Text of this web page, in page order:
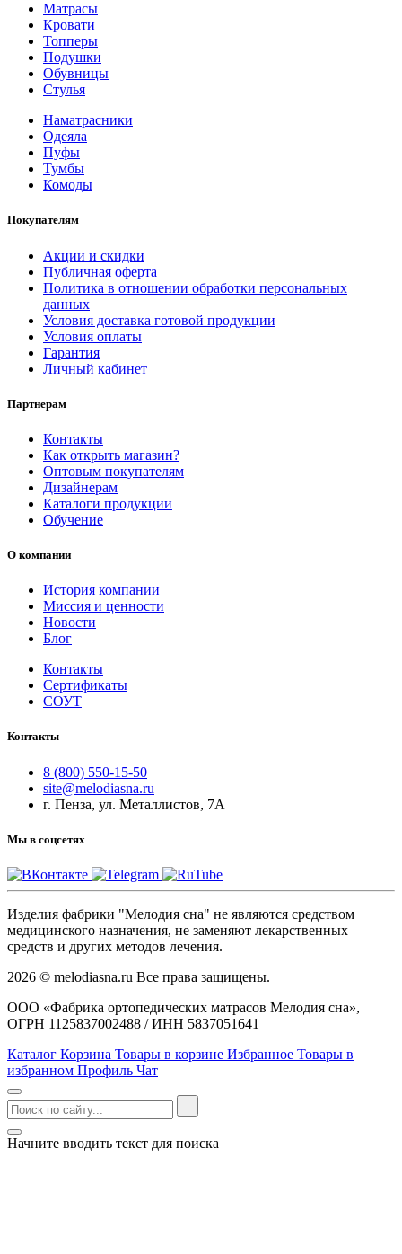
Матрасы
Кровати
Топперы
Подушки
Обувницы
Стулья
Наматрасники
Одеяла
Пуфы
Тумбы
Комоды
Покупателям
Акции и скидки
Публичная оферта
Политика в отношении обработки персональных
данных
Условия доставка готовой продукции
Условия оплаты
Гарантия
Личный кабинет
Партнерам
Контакты
Как открыть магазин?
Оптовым покупателям
Дизайнерам
Каталоги продукции
Обучение
О компании
История компании
Миссия и ценности
Новости
Блог
Контакты
Сертификаты
СОУТ
Контакты
8 (800) 550-15-50
site@melodiasna.ru
г. Пенза, ул. Металлистов, 7А
Мы в соцсетях
Изделия фабрики "Мелодия сна" не являются средством
медицинского назначения, не заменяют лекарственных
средств и других методов лечения.
2026 © melodiasna.ru Все права защищены.
ООО «Фабрика ортопедических матрасов Мелодия сна»,
ОГРН 1125837002488 / ИНН 5837051641
Каталог Корзина Товары в корзине Избранное Товары в
избранном Профиль Чат
Начните вводить текст для поиска